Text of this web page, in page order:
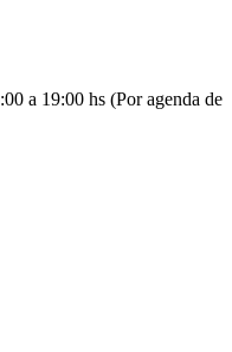
a 19:00 hs (Por agenda de